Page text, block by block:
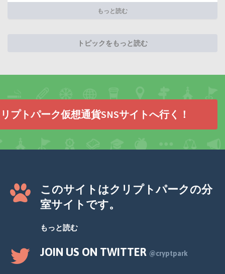
もっと読む
トピックをもっと読む
プトパーク仮想通貨SNSサイトへ行く！
このサイトはクリプトパークの分
室サイトです。
もっと読む
JOIN US ON TWITTER @cryptpark